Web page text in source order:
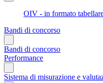
OIV - in formato
Bandi di concorso
Bandi di concorso
Performance
Sistema di misurazione e